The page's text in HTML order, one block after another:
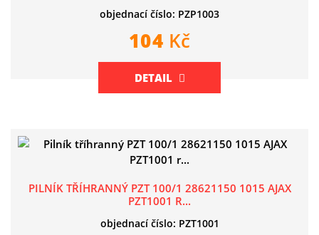
objednací číslo: PZP1003
104 Kč
DETAIL
PILNÍK TŘÍHRANNÝ PZT 100/1 28621150 1015 AJAX
PZT1001 R...
objednací číslo: PZT1001